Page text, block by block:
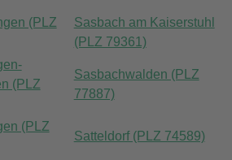
(PLZ
Sasbach am Kaiserstuhl
(PLZ 79361)
(PLZ
Sasbachwalden (PLZ
77887)
(PLZ
Satteldorf (PLZ 74589)